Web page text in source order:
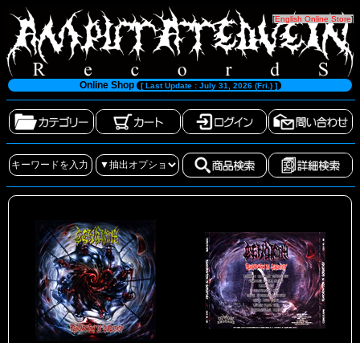
[English Online Store]
Online Shop [ Last Update : July 31, 2026 (Fri.) ]